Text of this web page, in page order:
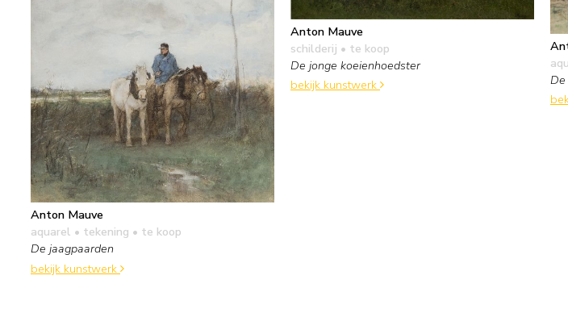
Anton Mauve
aquarel • tekening • te koop
De jaagpaarden
bekijk kunstwerk
Anton Mauve
schilderij • te koop
De jonge koeienhoedster
bekijk kunstwerk